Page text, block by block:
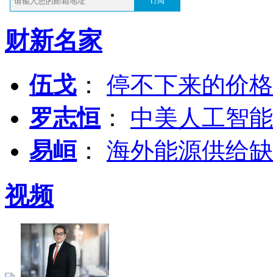
财新名家
伍戈 ： 停不下来的价
罗志恒 ： 中美人工智
易峘 ： 海外能源供给
视频